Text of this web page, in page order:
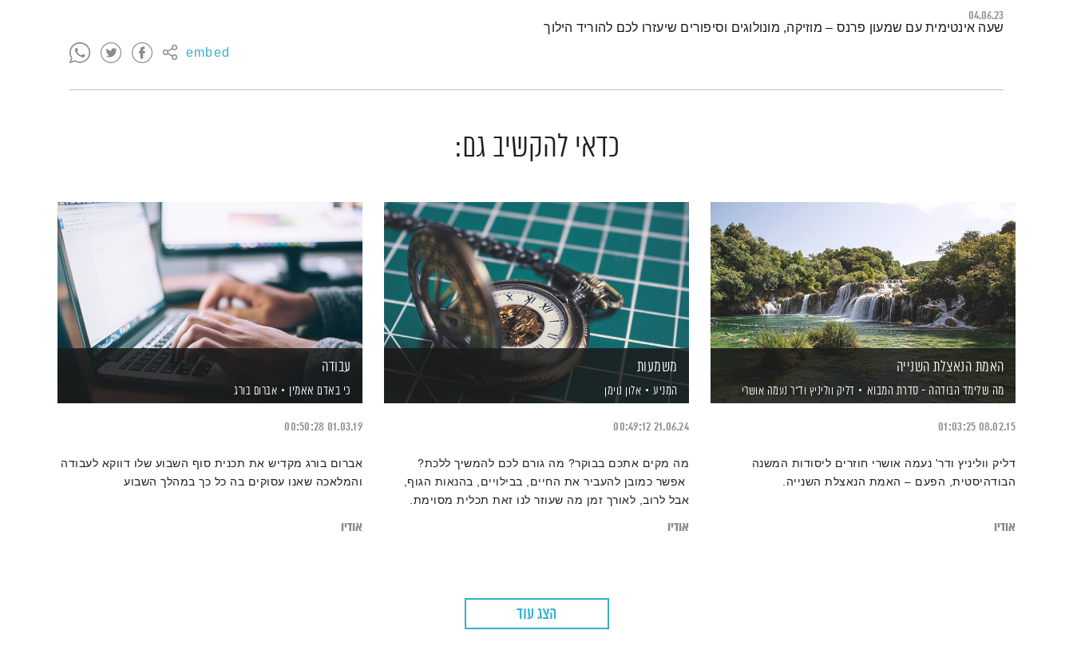
04.06.23
embed
תמצית הפודקאסט
שעה אינטימית עם שמעון פרנס – מוזיקה, מונולוגים וסיפורים שיעזרו לכם להוריד הילוך
כדאי להקשיב גם:
האמת הנאצלת השנייה
מה שלימד הבודהה - סדרת המבוא דליק ווליניץ וד"ר נעמה אושרי
08.02.15
01:03:25
דליק ווליניץ ודר' נעמה אושרי חוזרים ליסודות המשנה
הבודהיסטית, הפעם – האמת הנאצלת השנייה.
אודיו
משמעות
המניע אלון נוימן
21.06.24
00:49:12
מה מקים אתכם בבוקר? מה גורם לכם להמשיך ללכת?
אפשר כמובן להעביר את החיים, בבילויים, בהנאות הגוף,
אבל לרוב, לאורך זמן מה שעוזר לנו זאת תכלית מסוימת.
אודיו
עבודה
כי באדם אאמין אברום בורג
01.03.19
00:50:28
אברום בורג מקדיש את תכנית סוף השבוע שלו דווקא לעבודה
והמלאכה שאנו עסוקים בה כל כך במהלך השבוע
אודיו
הצג עוד